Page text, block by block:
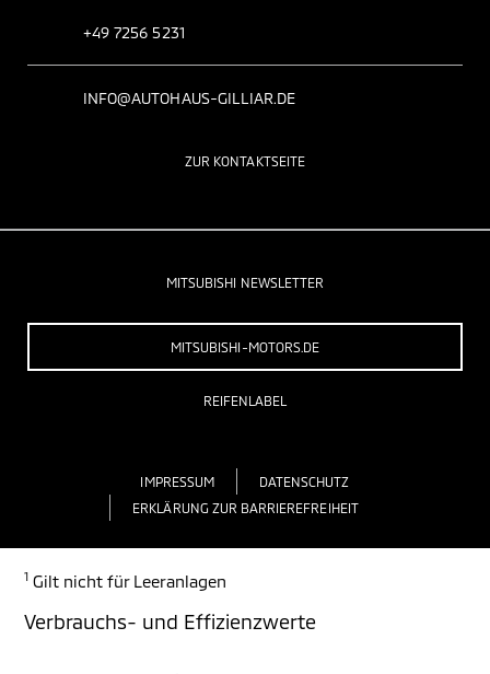
+49 7256 5231
INFO@AUTOHAUS-GILLIAR.DE
ZUR KONTAKTSEITE
MITSUBISHI NEWSLETTER
MITSUBISHI-MOTORS.DE
REIFENLABEL
IMPRESSUM
DATENSCHUTZ
ERKLÄRUNG ZUR BARRIEREFREIHEIT
1 Gilt nicht für Leeranlagen
Verbrauchs- und Effizienzwerte